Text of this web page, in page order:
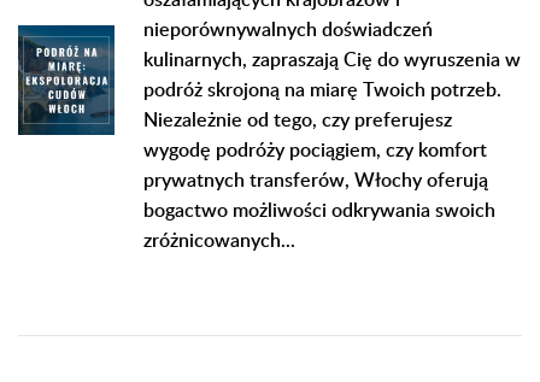
nieporównywalnych doświadczeń
kulinarnych, zapraszają Cię do wyruszenia w
podróż skrojoną na miarę Twoich potrzeb.
Niezależnie od tego, czy preferujesz
wygodę podróży pociągiem, czy komfort
prywatnych transferów, Włochy oferują
bogactwo możliwości odkrywania swoich
zróżnicowanych...